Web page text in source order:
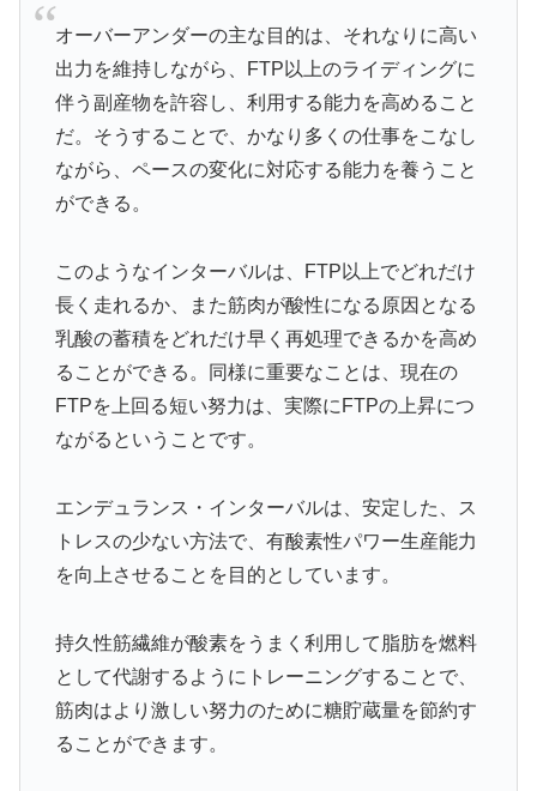
オーバーアンダーの主な目的は、それなりに高い
出力を維持しながら、FTP以上のライディングに
伴う副産物を許容し、利用する能力を高めること
だ。そうすることで、かなり多くの仕事をこなし
ながら、ペースの変化に対応する能力を養うこと
ができる。
このようなインターバルは、FTP以上でどれだけ
長く走れるか、また筋肉が酸性になる原因となる
乳酸の蓄積をどれだけ早く再処理できるかを高め
ることができる。同様に重要なことは、現在の
FTPを上回る短い努力は、実際にFTPの上昇につ
ながるということです。
エンデュランス・インターバルは、安定した、ス
トレスの少ない方法で、有酸素性パワー生産能力
を向上させることを目的としています。
持久性筋繊維が酸素をうまく利用して脂肪を燃料
として代謝するようにトレーニングすることで、
筋肉はより激しい努力のために糖貯蔵量を節約す
ることができます。